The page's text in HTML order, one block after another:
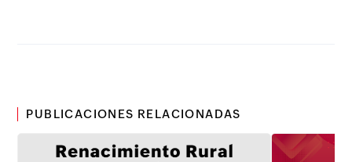
PUBLICACIONES RELACIONADAS